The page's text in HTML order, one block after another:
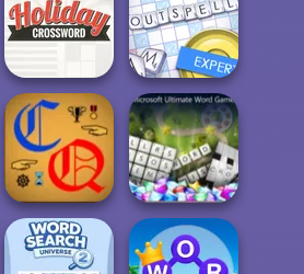
Guess Animal
Names
Holiday
Crossword
Outspell
Microsoft